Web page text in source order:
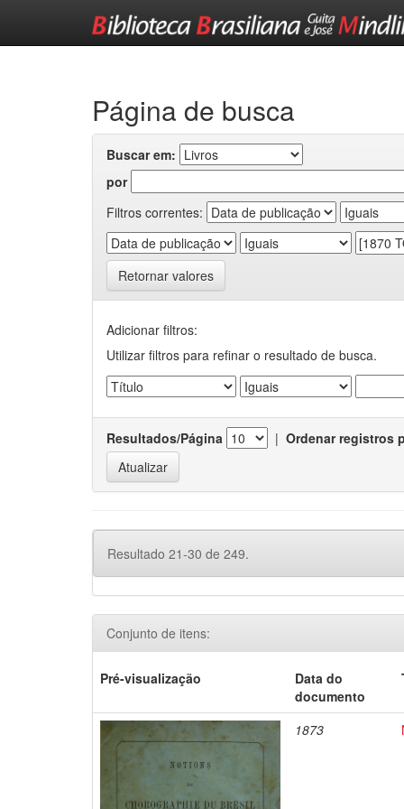
Página de busca
Buscar em:
por
Filtros correntes:
Retornar valores
Adicionar filtros:
Utilizar filtros para refinar o resultado de busca.
Resultados/Página | Ordenar registros
Resultado 21-30 de 249.
Conjunto de itens:
Pré-visualização
Data do
documento
1873